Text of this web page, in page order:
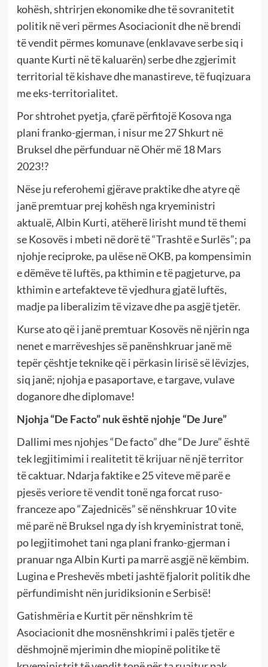
kohësh, shtrirjen ekonomike dhe të sovranitetit
politik në veri përmes Asociacionit dhe në brendi
të vendit përmes komunave (enklavave serbe siq i
quante Kurti në të kaluarën) serbe dhe zgjerimit
territorial të kishave dhe manastireve, të fuqizuara
me eks-territorialitet.
Por shtrohet pyetja, çfarë përfitojë Kosova nga
plani franko-gjerman, i nisur me 27 Shkurt në
Bruksel dhe përfunduar në Ohër më 18 Mars
2023!?
Nëse ju referohemi gjërave praktike dhe atyre që
janë premtuar prej kohësh nga kryeministri
aktualë, Albin Kurti, atëherë lirisht mund të themi
se Kosovës i mbeti në dorë të “Trashtë e Surlës”; pa
njohje reciproke, pa ulëse në OKB, pa kompensimin
e dëmëve të luftës, pa kthimin e të pagjeturve, pa
kthimin e artefakteve të vjedhura gjatë luftës,
madje pa liberalizim të vizave dhe pa asgjë tjetër.
Kurse ato që i janë premtuar Kosovës në njërin nga
nenet e marrëveshjes së panënshkruar janë më
tepër çështje teknike që i përkasin lirisë së lëvizjes,
siq janë; njohja e pasaportave, e targave, vulave
doganore dhe diplomave!
Njohja “De Facto” nuk është njohje “De Jure”
Dallimi mes njohjes “De facto” dhe “De Jure” është
tek legjitimimi i realitetit të krijuar në një territor
të caktuar. Ndarja faktike e 25 viteve më parë e
pjesës veriore të vendit tonë nga forcat ruso-
franceze apo “Zajednicës” së nënshkruar 10 vite
më parë në Bruksel nga dy ish kryeministrat tonë,
po legjitimohet tani nga plani franko-gjerman i
pranuar nga Albin Kurti pa marrë asgjë në këmbim.
Lugina e Preshevës mbeti jashtë fjalorit politik dhe
përfundimisht nën juridiksionin e Serbisë!
Gatishmëria e Kurtit për nënshkrim të
Asociacionit dhe mosnënshkrimi i palës tjetër e
dëshmojnë mjerimin dhe miopinë politike të